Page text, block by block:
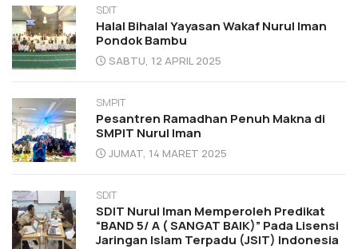
SDIT
Halal Bihalal Yayasan Wakaf Nurul Iman
Pondok Bambu
SABTU, 12 APRIL 2025
SMPIT
Pesantren Ramadhan Penuh Makna di
SMPIT Nurul Iman
JUMAT, 14 MARET 2025
SDIT
SDIT Nurul Iman Memperoleh Predikat
“BAND 5/ A ( SANGAT BAIK)” Pada Lisensi
Jaringan Islam Terpadu (JSIT) Indonesia